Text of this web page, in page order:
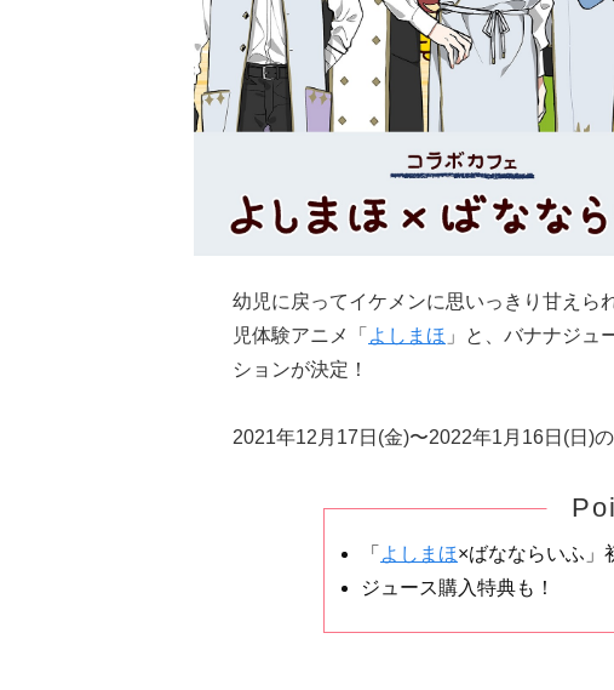
幼児に戻ってイケメンに思いっきり甘えら
児体験アニメ「 よしまほ 」と、バナナジュ
ションが決定！
2021年12月17日(金)〜2022年1月16日(日)
「 よしまほ×ばなならいふ」
ジュース購入特典も！